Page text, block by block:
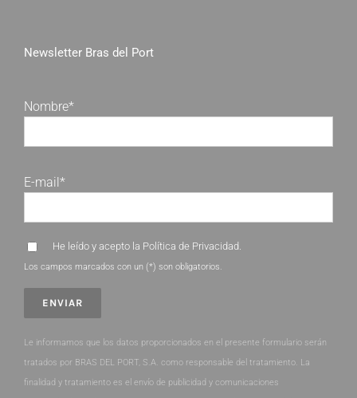
Newsletter Bras del Port
Nombre*
E-mail*
He leído y acepto la Política de Privacidad.
Los campos marcados con un (*) son obligatorios.
Le informamos que los datos proporcionados en el presente formulario serán
tratados por BRAS DEL PORT, S.A. como responsable del tratamiento. La
finalidad y tratamiento es el envío de publicidad y comunicaciones